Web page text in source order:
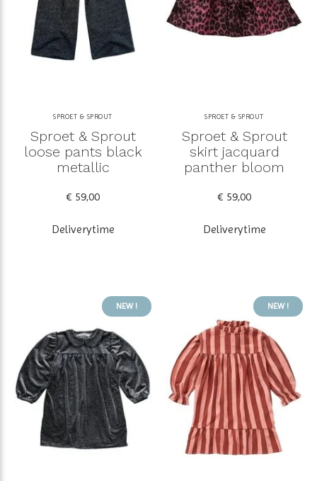
SPROET & SPROUT
Sproet & Sprout
loose pants black
metallic
€ 59,00
Deliverytime
SPROET & SPROUT
Sproet & Sprout
skirt jacquard
panther bloom
€ 59,00
Deliverytime
NEW ! NEW !